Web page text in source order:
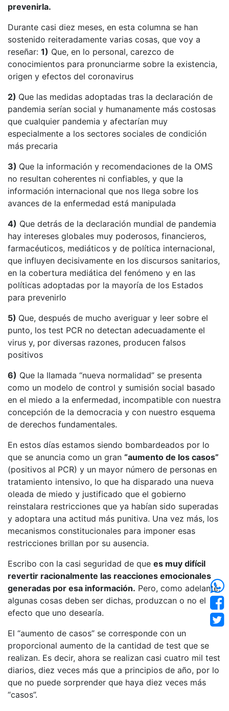
prevenirla.
Durante casi diez meses, en esta columna se han
sostenido reiteradamente varias cosas, que voy a
reseñar: 1) Que, en lo personal, carezco de
conocimientos para pronunciarme sobre la existencia,
origen y efectos del coronavirus
2) Que las medidas adoptadas tras la declaración de
pandemia serían social y humanamente más costosas
que cualquier pandemia y afectarían muy
especialmente a los sectores sociales de condición
más precaria
3) Que la información y recomendaciones de la OMS
no resultan coherentes ni confiables, y que la
información internacional que nos llega sobre los
avances de la enfermedad está manipulada
4) Que detrás de la declaración mundial de pandemia
hay intereses globales muy poderosos, financieros,
farmacéuticos, mediáticos y de política internacional,
que influyen decisivamente en los discursos sanitarios,
en la cobertura mediática del fenómeno y en las
políticas adoptadas por la mayoría de los Estados
para prevenirlo
5) Que, después de mucho averiguar y leer sobre el
punto, los test PCR no detectan adecuadamente el
virus y, por diversas razones, producen falsos
positivos
6) Que la llamada “nueva normalidad” se presenta
como un modelo de control y sumisión social basado
en el miedo a la enfermedad, incompatible con nuestra
concepción de la democracia y con nuestro esquema
de derechos fundamentales.
En estos días estamos siendo bombardeados por lo
que se anuncia como un gran “aumento de los casos”
(positivos al PCR) y un mayor número de personas en
tratamiento intensivo, lo que ha disparado una nueva
oleada de miedo y justificado que el gobierno
reinstalara restricciones que ya habían sido superadas
y adoptara una actitud más punitiva. Una vez más, los
mecanismos constitucionales para imponer esas
restricciones brillan por su ausencia.
Escribo con la casi seguridad de que es muy difícil
revertir racionalmente las reacciones emocionales
generadas por esa información. Pero, como adelanté,
algunas cosas deben ser dichas, produzcan o no el
efecto que uno desearía.
El “aumento de casos” se corresponde con un
proporcional aumento de la cantidad de test que se
realizan. Es decir, ahora se realizan casi cuatro mil test
diarios, diez veces más que a principios de año, por lo
que no puede sorprender que haya diez veces más
“casos”.